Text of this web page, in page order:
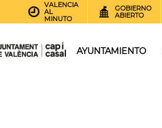
VALENCIA
AL
MINUTO
GOBIERNO
ABIERTO
AYUNTAMIENTO